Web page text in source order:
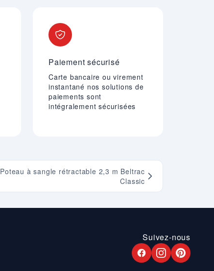
Paiement sécurisé
Carte bancaire ou virement
instantané nos solutions de
paiements sont
intégralement sécurisées
Poteau à sangle rétractable 2,3 m Beltrac
Classic
Suivez-nous